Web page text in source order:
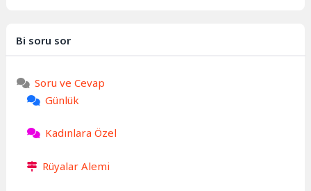
Bi soru sor
Soru ve Cevap
Günlük
Kadınlara Özel
Rüyalar Alemi